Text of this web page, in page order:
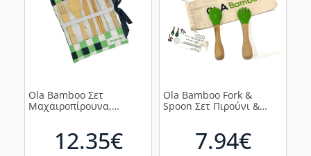
Ola Bamboo Σετ
Μαχαιροπίρουνα,
12.35€
Ola Bamboo Fork &
Spoon Σετ Πιρούνι &
7.94€